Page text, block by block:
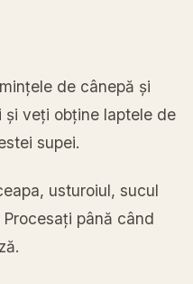
de cânepă și
și veți obține laptele de
supei.
, usturoiul, sucul
Procesați până când
.